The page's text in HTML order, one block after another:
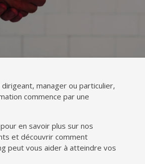
manager ou particulier,
commence par une
en savoir plus sur nos
et découvrir comment
peut vous aider à atteindre vos